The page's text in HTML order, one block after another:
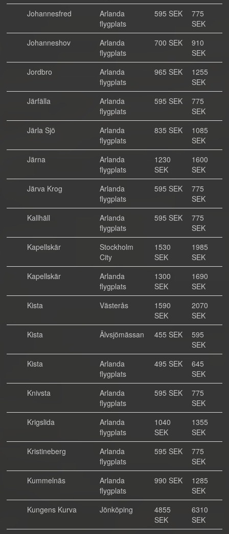
Johannesfred
Arlanda
flygplats
595 SEK
775
SEK
Johanneshov
Arlanda
flygplats
700 SEK
910
SEK
Jordbro
Arlanda
flygplats
965 SEK
1255
SEK
Järfälla
Arlanda
flygplats
595 SEK
775
SEK
Järla Sjö
Arlanda
flygplats
835 SEK
1085
SEK
Järna
Arlanda
flygplats
1230
SEK
1600
SEK
Järva Krog
Arlanda
flygplats
595 SEK
775
SEK
Kallhäll
Arlanda
flygplats
595 SEK
775
SEK
Kapellskär
Stockholm
City
1530
SEK
1985
SEK
Kapellskär
Arlanda
flygplats
1300
SEK
1690
SEK
Kista
Västerås
1590
SEK
2070
SEK
Kista
Älvsjömässan 455 SEK
595
SEK
Kista
Arlanda
flygplats
495 SEK
645
SEK
Knivsta
Arlanda
flygplats
595 SEK
775
SEK
Krigslida
Arlanda
flygplats
1040
SEK
1355
SEK
Kristineberg
Arlanda
flygplats
595 SEK
775
SEK
Kummelnäs
Arlanda
flygplats
990 SEK
1285
SEK
Kungens Kurva
Jönköping
4855
SEK
6310
SEK